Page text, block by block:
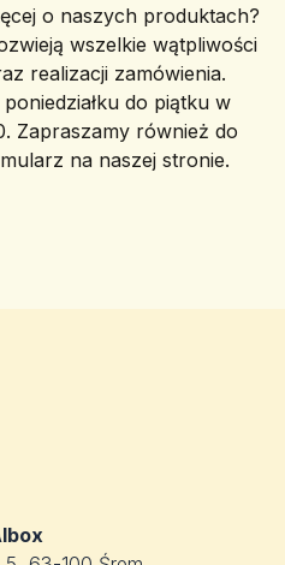
o naszych produktach?
wszelkie wątpliwości
realizacji zamówienia.
do piątku w
Zapraszamy również do
na naszej stronie.